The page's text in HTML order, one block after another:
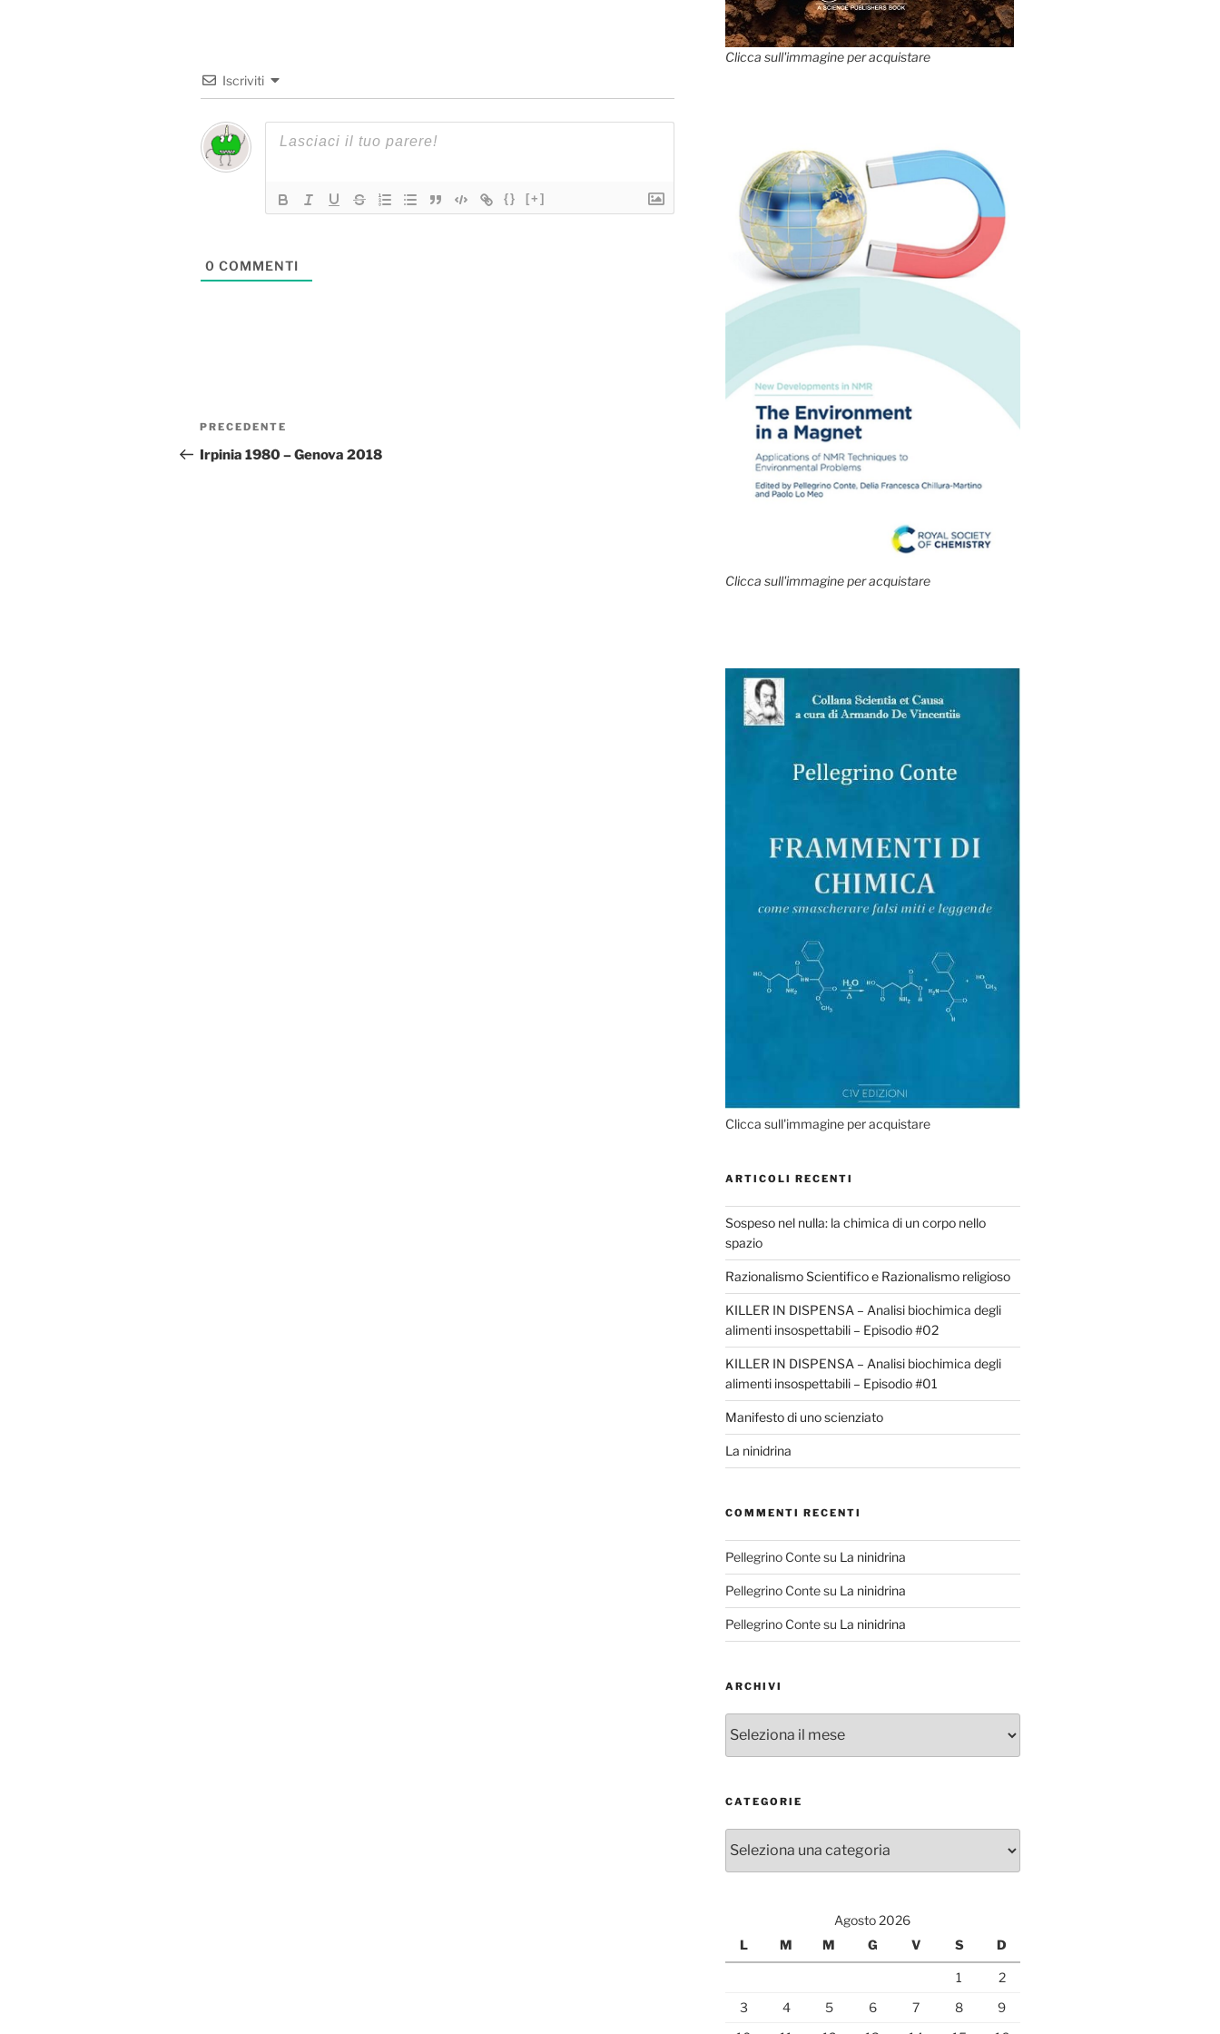
Iscriviti
{} [+]
0 COMMENTI
Navigazione
articoli
Articolo
precedente:
PRECEDENTE
Irpinia 1980 – Genova 2018
Clicca sull'immagine per acquistare
Clicca sull'immagine per acquistare
Clicca sull'immagine per acquistare
ARTICOLI RECENTI
Sospeso nel nulla: la chimica di un corpo nello
spazio
Razionalismo Scientifico e Razionalismo religioso
KILLER IN DISPENSA – Analisi biochimica degli
alimenti insospettabili – Episodio #02
KILLER IN DISPENSA – Analisi biochimica degli
alimenti insospettabili – Episodio #01
Manifesto di uno scienziato
La ninidrina
COMMENTI RECENTI
Pellegrino Contesu La ninidrina
Pellegrino Contesu La ninidrina
Pellegrino Contesu La ninidrina
ARCHIVI
CATEGORIE
Agosto 2026
L
M M G V S D
1
2
3
4 5 6 7 8
9